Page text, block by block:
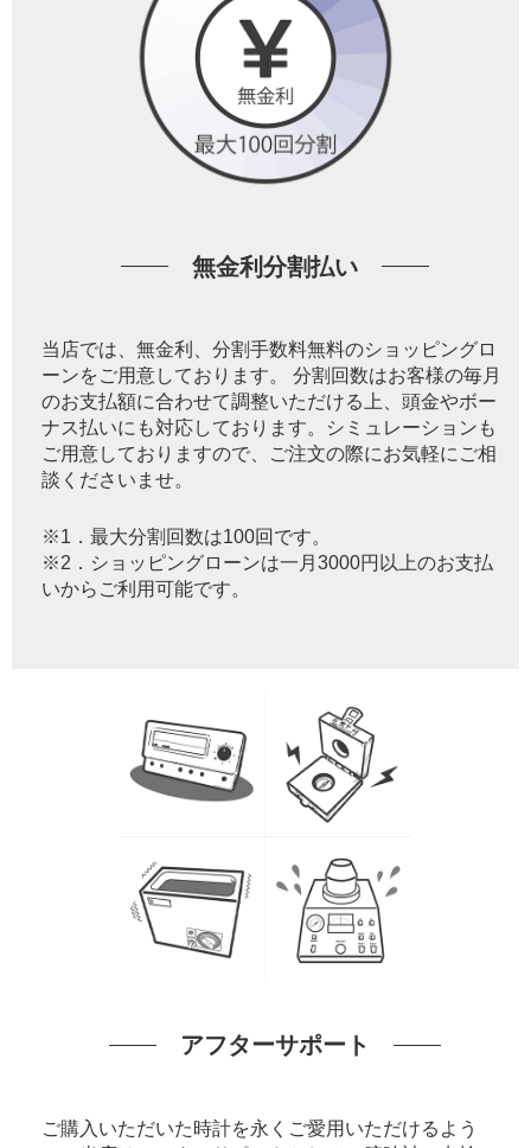
無金利分割払い
当店では、無金利、分割手数料無料のショッピングロ
ーンをご用意しております。 分割回数はお客様の毎月
のお支払額に合わせて調整いただける上、頭金やボー
ナス払いにも対応しております。シミュレーションも
ご用意しておりますので、ご注文の際にお気軽にご相
談くださいませ。
※1．最大分割回数は100回です。
※2．ショッピングローンは一月3000円以上のお支払
いからご利用可能です。
アフターサポート
ご購入いただいた時計を永くご愛用いただけるよう